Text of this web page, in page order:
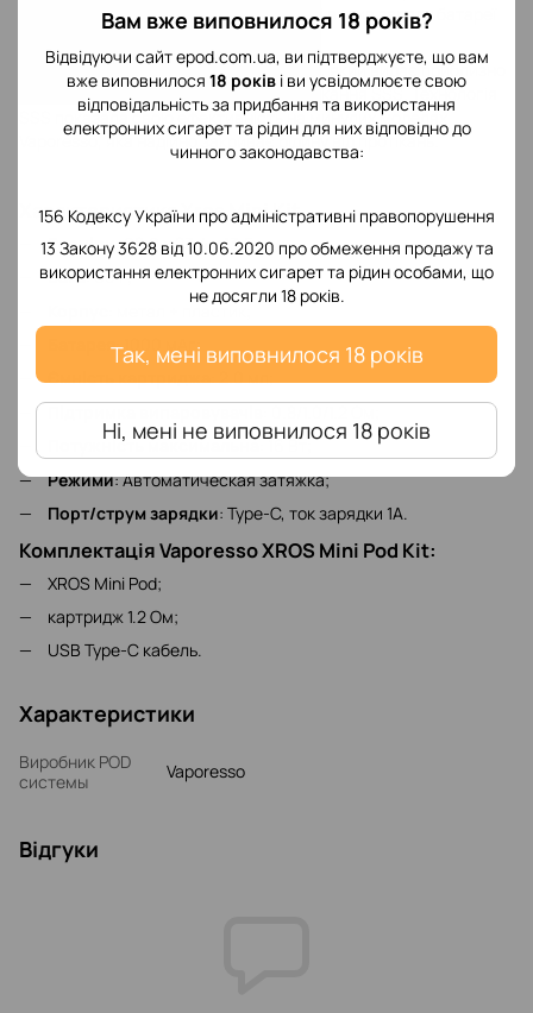
Вам вже виповнилося 18 років?
Відвідуючи сайт epod.com.ua, ви підтверджуєте, що вам
вже виповнилося 18 років і ви усвідомлюєте свою
відповідальність за придбання та використання
електронних сигарет та рідин для них відповідно до
чинного законодавства:
156 Кодексу України про адміністративні правопорушення
13 Закону 3628 від 10.06.2020 про обмеження продажу та
використання електронних сигарет та рідин особами, що
не досягли 18 років.
Так, мені виповнилося 18 років
Ні, мені не виповнилося 18 років
автоматично від опору випаровувача і вплив заряду батареї
буде кількість вАтт.
У комплекті йде випаровувач на 1.2 ом, який видає приблизно
11 вАтт з технологією захисту від протікання SSS. Технологія
SSS показала свою ефективність на минулих моделях
Vaporesso, яка надійно закриває рідину від протікань.
Характеристика Xros Mini Kit
Розміри : 98.9 х 23.4 х 13.5 мм;
Вага: 60 г;
: метал + пластик;
Батарея: 1000 мАг;
Ємність картриджа: 2.0 мл;
Потужність максимальна: 16 Вт;
Режими: Автоматическая затяжка;
Порт/струм зарядки: Type-C, ток зарядки 1А.
Комплектація Vaporesso XROS Mini Pod Kit:
XROS Mini Pod;
картридж 1.2 Ом;
USB Type-C кабель.
Характеристики
Виробник POD
системы
Vaporesso
Відгуки